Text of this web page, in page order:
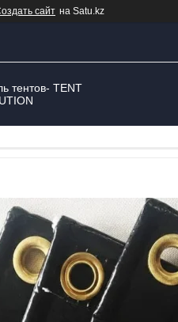
сайт на Satu.kz
тентов- TENT